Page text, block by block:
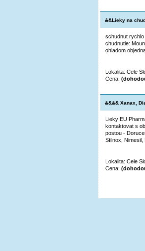
&&Lieky na
schudnut
chudnutie:
ohladom
Lokalita: Cele
Cena:
&&&& Xanax,
Lieky EU
kontaktovat s
postou -
Stilnox, Nimesil,
Lokalita: Cele
Cena: